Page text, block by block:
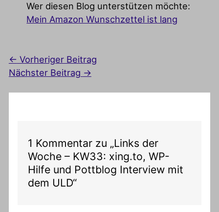
Wer diesen Blog unterstützen möchte:
Mein Amazon Wunschzettel ist lang
← Vorheriger Beitrag
Nächster Beitrag →
1 Kommentar zu „Links der
Woche – KW33: xing.to, WP-
Hilfe und Pottblog Interview mit
dem ULD“